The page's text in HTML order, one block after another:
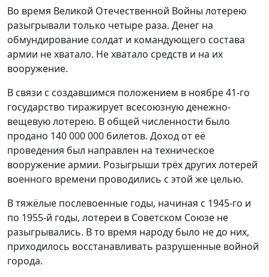
Во время Великой Отечественной Войны лотерею
разыгрывали только четыре раза. Денег на
обмундирование солдат и командующего состава
армии не хватало. Не хватало средств и на их
вооружение.
В связи с создавшимся положением в ноябре 41-го
государство тиражирует всесоюзную денежно-
вещевую лотерею. В общей численности было
продано 140 000 000 билетов. Доход от её
проведения был направлен на техническое
вооружение армии. Розыгрыши трёх других лотерей
военного времени проводились с этой же целью.
В тяжёлые послевоенные годы, начиная с 1945-го и
по 1955-й годы, лотереи в Советском Союзе не
разыгрывались. В то время народу было не до них,
приходилось восстанавливать разрушенные войной
города.